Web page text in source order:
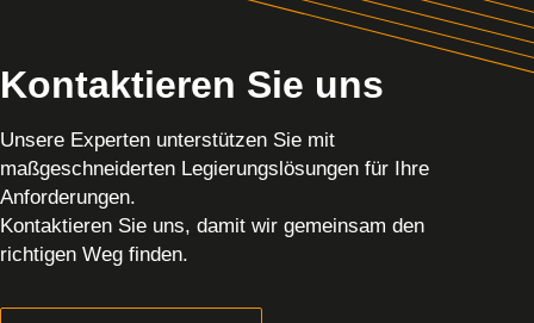
Kontaktieren Sie uns
Unsere Experten unterstützen Sie mit
maßgeschneiderten Legierungslösungen für Ihre
Anforderungen.
Kontaktieren Sie uns, damit wir gemeinsam den
richtigen Weg finden.